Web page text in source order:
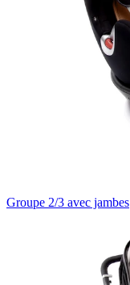
Groupe 2/3 avec jambes